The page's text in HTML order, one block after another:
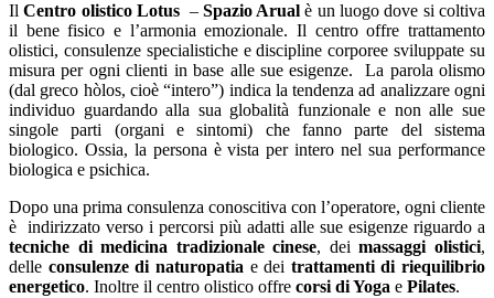
IlCentro olistico Lotus– Spazio Arual è un luogo dove si coltiva
il bene fisico e l’armonia emozionale. Il centro offre trattamento
olistici, consulenze specialistiche e discipline corporee sviluppate su
misura per ogni clienti in base alle sue esigenze. La parola olismo
(dal greco hòlos, cioè “intero”) indica la tendenza ad analizzare ogni
individuo guardando alla sua globalità funzionale e non alle sue
singole parti (organi e sintomi) che fanno parte del sistema
biologico. Ossia, la persona è vista per intero nel sua performance
biologica e psichica.
Dopo una prima consulenza conoscitiva con l’operatore, ogni cliente
è indirizzato verso i percorsi più adatti alle sue esigenze riguardo a
tecniche di medicina tradizionale cinese, deimassaggi olistici,
delle consulenze di naturopatia e dei trattamenti di riequilibrio
energetico. Inoltre il centro olistico offre corsi di Yoga e Pilates.